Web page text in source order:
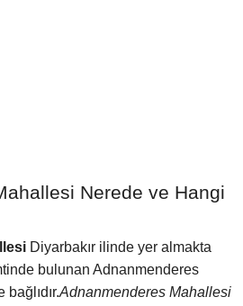
Nerede ve Hangi
Diyarbakır ilinde yer almakta
bulunan Adnanmenderes
Adnanmenderes Mahallesi